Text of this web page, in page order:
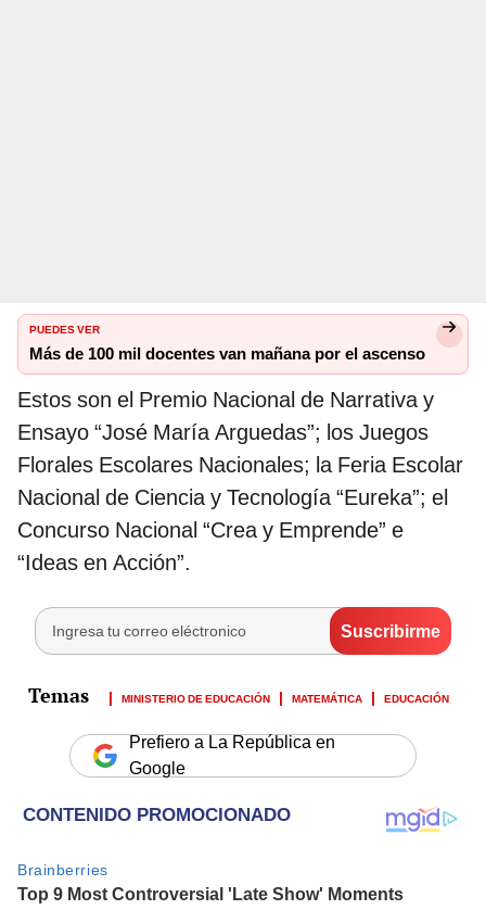
PUEDES VER
Más de 100 mil docentes van mañana por el ascenso
Estos son el Premio Nacional de Narrativa y
Ensayo “José María Arguedas”; los Juegos
Florales Escolares Nacionales; la Feria Escolar
Nacional de Ciencia y Tecnología “Eureka”; el
Concurso Nacional “Crea y Emprende” e
“Ideas en Acción”.
MINISTERIO DE EDUCACIÓN MATEMÁTICA EDUCACIÓN
Prefiero a La República en
Google